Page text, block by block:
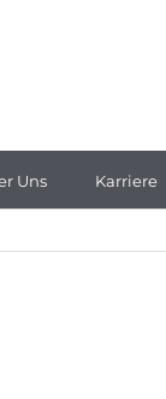
Uns Karriere